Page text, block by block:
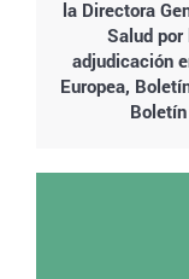
la Directora
Salud por
adjudicación
Europea,